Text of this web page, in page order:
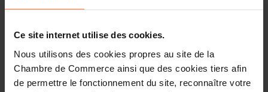
Ce site internet utilise des cookies.
Nous utilisons des cookies propres au site de la
Chambre de Commerce ainsi que des cookies tiers afin
de permettre le fonctionnement du site, reconnaître votre
direction